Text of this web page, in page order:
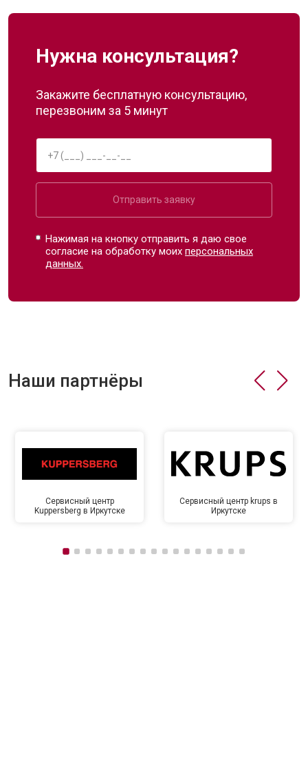
Нужна консультация?
Закажите бесплатную консультацию,
перезвоним за 5 минут
Отправить заявку
Нажимая на кнопку отправить я даю свое
согласие на обработку моихперсональных
данных.
Наши партнёры
Сервисный центр
Kuppersberg в Иркутске
Сервисный центр krups в
Иркутске